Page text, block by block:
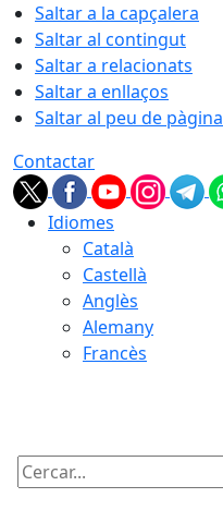
Saltar a la capçalera
Saltar al contingut
Saltar a relacionats
Saltar a enllaços
Saltar al peu de pàgina
Contactar
Idiomes
Català
Castellà
Anglès
Alemany
Francès
Cercar: